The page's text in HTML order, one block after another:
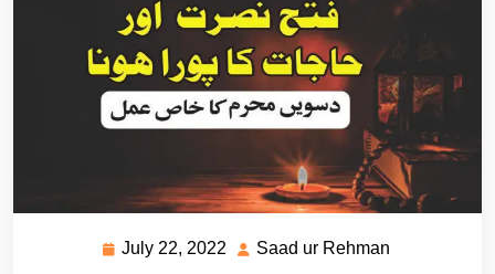
July 22, 2022
JulySaad ur Rehman